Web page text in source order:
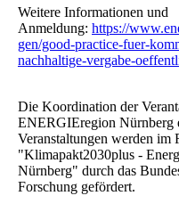
Weitere Informationen und
Anmeldung: https://
gen/good-practice-fuer-
nachhaltige-vergabe-
Die Koordination der
ENERGIEregion Nürnberg
Veranstaltungen werden im
"Klimapakt2030plus -
Nürnberg" durch das
Forschung gefördert.